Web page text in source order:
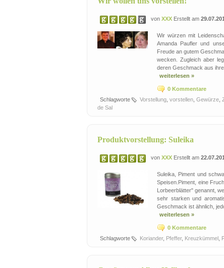
von XXX Erstellt am
Wir würzen mit
Amanda Paufler und
Freude an gutem
wecken. Zugleich aber
deren Geschmack aus
weiterlesen »
0 Kommentare
Schlagworte
Vorstellung vorstellen Gewürze
de Sal
Produktvorstellung: Suleika
von XXX Erstellt am
Suleika, Piment und
Speisen.Piment, eine
Lorbeerblätter" genannt,
sehr starken und
Geschmack ist ähnlich,
weiterlesen »
0 Kommentare
Schlagworte
Koriander, Pfeffer, Kreuzkümmel